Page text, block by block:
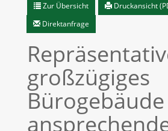
Zur Übersicht Druckansicht
Direktanfrage
großzügiges